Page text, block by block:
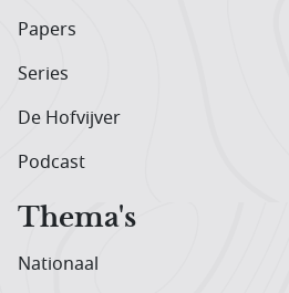
Papers
Series
De Hofvijver
Podcast
Thema's
Nationaal